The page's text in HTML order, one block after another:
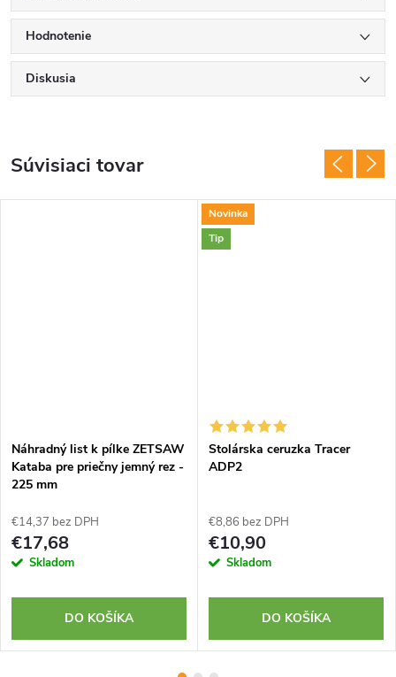
Hodnotenie
Diskusia
Súvisiaci tovar
Náhradný list k pílke ZETSAW
Kataba pre priečny jemný rez -
225 mm
€14,37 bez DPH
€17,68
Skladom
DO KOŠÍKA
Novinka
Tip
Stolárska ceruzka Tracer
ADP2
€8,86 bez DPH
€10,90
Skladom
DO KOŠÍKA